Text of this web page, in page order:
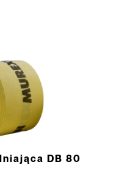
DB 80